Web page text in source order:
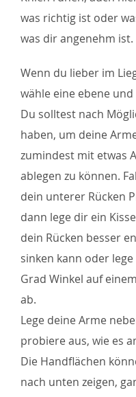
was richtig ist oder
was dir angenehm ist.
Wenn du lieber im
wähle eine ebene
Du solltest nach
haben, um deine
zumindest mit etwas
ablegen zu können.
dein unterer Rücken
dann lege dir ein
dein Rücken besser
sinken kann oder
Grad Winkel auf
ab.
Lege deine Arme
probiere aus, wie es
Die Handflächen
nach unten zeigen,